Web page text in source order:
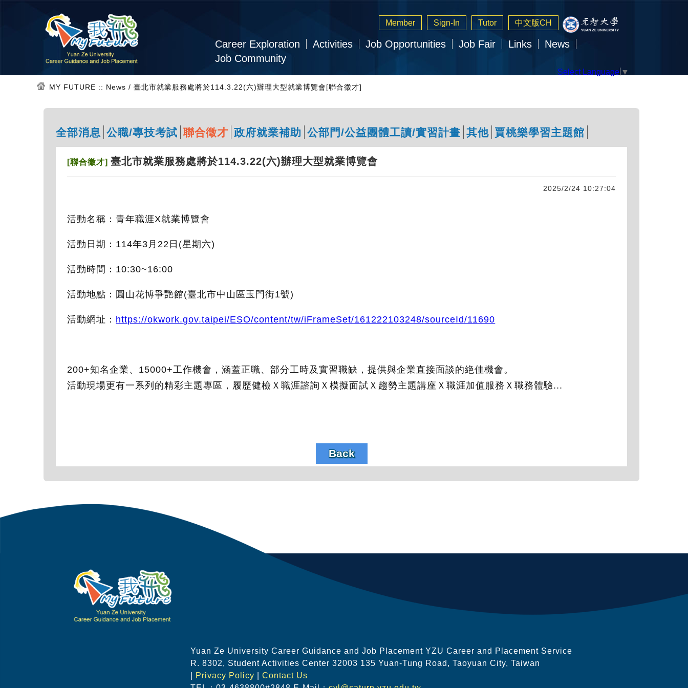
Member Sign-In Tutor 中文版CH
Career Exploration Activities Job Opportunities Job Fair Links
News
Job Community
Select Language ▼
MY FUTURE :: News / 臺北市就業服務處將於114.3.22(六)辦理大型就業博覽會[聯合徵才]
全部消息 公職/專技考試 聯合徵才 政府就業補助 公部門/公益團體工讀/實習計畫 其他 賈桃樂學習主題館
[聯合徵才] 臺北市就業服務處將於114.3.22(六)辦理大型就業博覽會
2025/2/24 10:27:04
活動名稱：青年職涯X就業博覽會
活動日期：114年3月22日(星期六)
活動時間：10:30~16:00
活動地點：圓山花博爭艷館(臺北市中山區玉門街1號)
活動網址： https://okwork.gov.taipei/ESO/content/tw/iFrameSet/161222103248/sourceId/11690
200+知名企業、15000+工作機會，涵蓋正職、部分工時及實習職缺，提供與企業直接面談的絶佳機會。
活動現場更有一系列的精彩主題專區，履歷健檢Ｘ職涯諮詢Ｘ模擬面試Ｘ趨勢主題講座Ｘ職涯加值服務Ｘ職務體驗...
Back
Yuan Ze University Career Guidance and Job Placement YZU Career and Placement Service
R. 8302, Student Activities Center 32003 135 Yuan-Tung Road, Taoyuan City, Taiwan
Privacy Policy
Contact Us